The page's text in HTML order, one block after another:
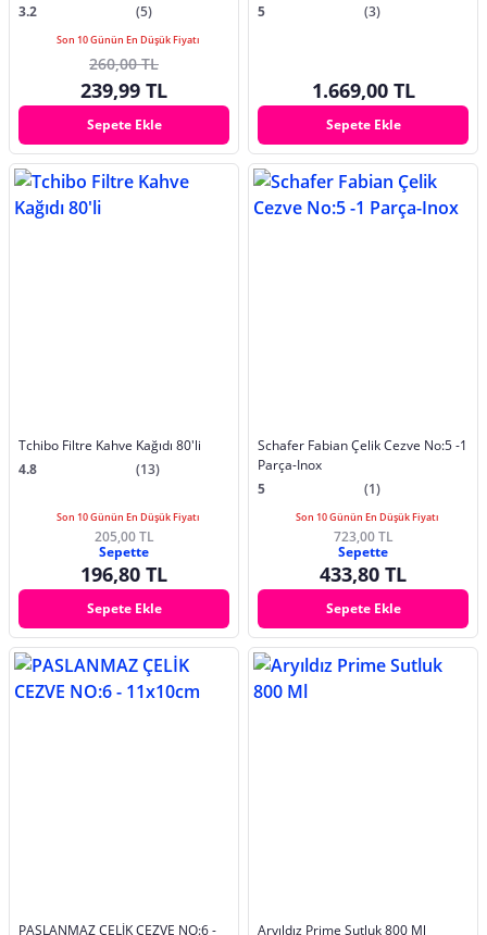
3.2
(5)
Son 10 Günün En Düşük Fiyatı
260,00 TL
239,99 TL
Sepete Ekle
5
(3)
1.669,00 TL
Sepete Ekle
Tchibo Filtre Kahve Kağıdı 80'li
4.8
(13)
Son 10 Günün En Düşük Fiyatı
205,00 TL
Sepette
196,80 TL
Sepete Ekle
Schafer Fabian Çelik Cezve No:5 -1
Parça-Inox
5
(1)
Son 10 Günün En Düşük Fiyatı
723,00 TL
Sepette
433,80 TL
Sepete Ekle
PASLANMAZ ÇELİK CEZVE NO:6 - Aryıldız Prime Sutluk 800 Ml